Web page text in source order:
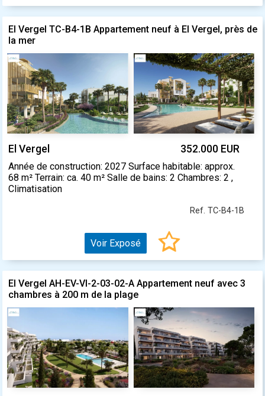
El Vergel TC-B4-1B Appartement neuf à El Vergel, près de
la mer
El Vergel 352.000 EUR
Année de construction: 2027 Surface habitable: approx.
68 m² Terrain: ca. 40 m² Salle de bains: 2 Chambres: 2 ,
Climatisation
Ref. TC-B4-1B
Voir Exposé
El Vergel AH-EV-VI-2-03-02-A Appartement neuf avec 3
chambres à 200 m de la plage